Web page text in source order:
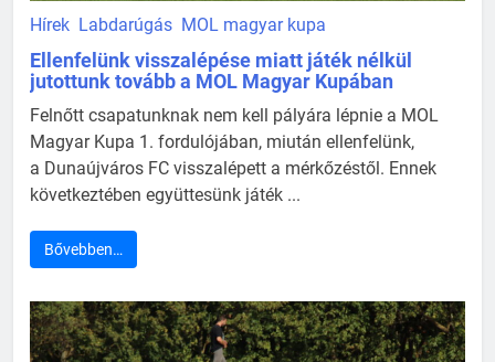
Hírek Labdarúgás MOL magyar kupa
Ellenfelünk visszalépése miatt játék nélkül
jutottunk tovább a MOL Magyar Kupában
Felnőtt csapatunknak nem kell pályára lépnie a MOL
Magyar Kupa 1. fordulójában, miután ellenfelünk,
a Dunaújváros FC visszalépett a mérkőzéstől. Ennek
következtében együttesünk játék ...
Bővebben…